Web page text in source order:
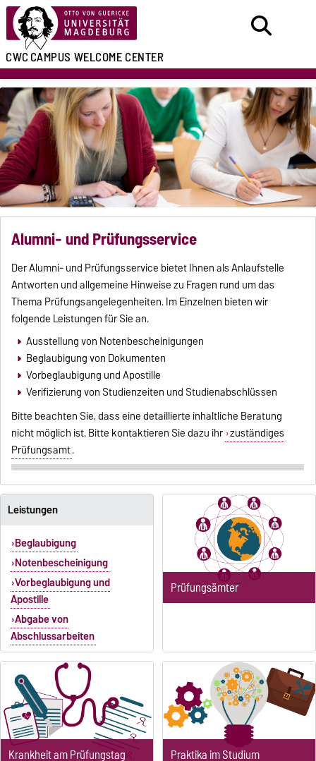
CWCCAMPUS WELCOME CENTER
Alumni- und Prüfungsservice
Der Alumni- und Prüfungsservice bietet Ihnen als Anlaufstelle
Antworten und allgemeine Hinweise zu Fragen rund um das
Thema Prüfungsangelegenheiten. Im Einzelnen bieten wir
folgende Leistungen für Sie an.
Ausstellung von Notenbescheinigungen
Beglaubigung von Dokumenten
Vorbeglaubigung und Apostille
Verifizierung von Studienzeiten und Studienabschlüssen
Bitte beachten Sie, dass eine detaillierte inhaltliche Beratung
nicht möglich ist. Bitte kontaktieren Sie dazu ihr zuständiges
Prüfungsamt.
Leistungen
Beglaubigung
Notenbescheinigung
Vorbeglaubigung und
Apostille
Abgabe von
Abschlussarbeiten
Prüfungsämter
Krankheit am Prüfungstag Praktika im Studium